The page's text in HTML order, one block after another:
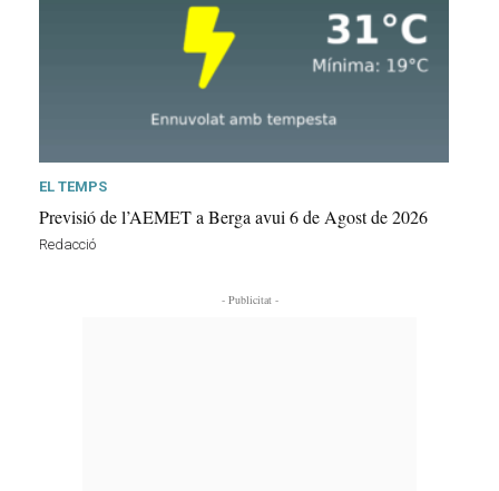
EL TEMPS
Previsió de l’AEMET a Berga avui 6 de Agost de 2026
Redacció
- Publicitat -